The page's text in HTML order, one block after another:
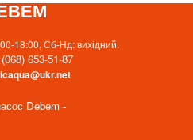
18:00, Сб-Нд: вихідний.
653-51-87
Debem -